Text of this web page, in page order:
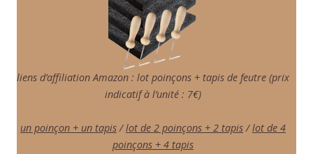
liens d’affiliation Amazon : lot poinçons + tapis de feutre (prix
indicatif à l’unité : 7€)
un poinçon + un tapis /lot de 2 poinçons + 2 tapis /lot de 4
poinçons + 4 tapis